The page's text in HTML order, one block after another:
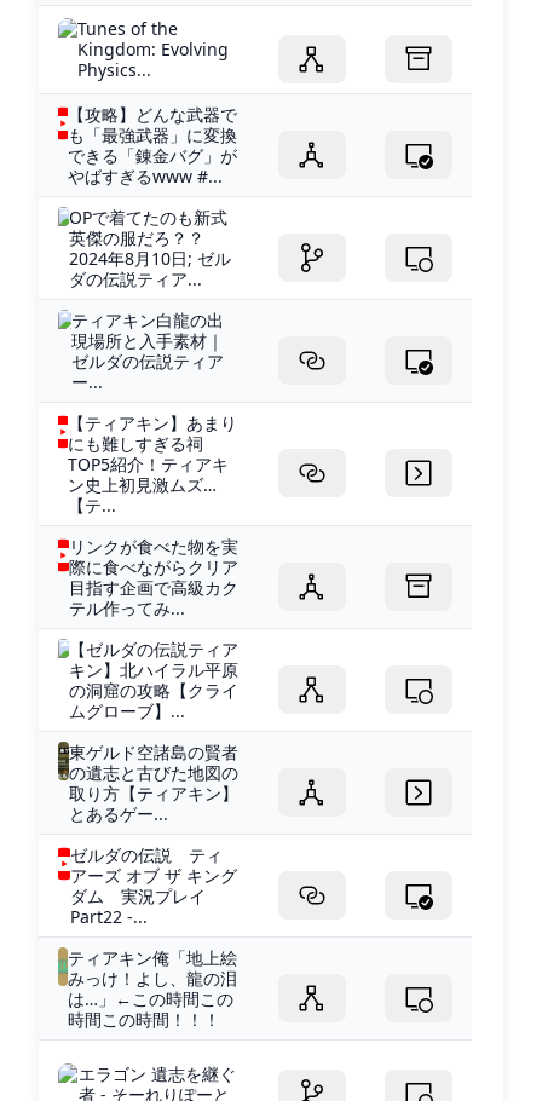
Tunes of the
Kingdom: Evolving
Physics...
【攻略】どんな武器で
も「最強武器」に変換
できる「錬金バグ」が
やばすぎるwww #...
OPで着てたのも新式
英傑の服だろ？？
2024年8月10日; ゼル
ダの伝説ティア...
ティアキン白龍の出
現場所と入手素材｜
ゼルダの伝説ティア
ー...
【ティアキン】あまり
にも難しすぎる祠
TOP5紹介！ティアキ
ン史上初見激ムズ…
【テ...
リンクが食べた物を実
際に食べながらクリア
目指す企画で高級カク
テル作ってみ...
【ゼルダの伝説ティア
キン】北ハイラル平原
の洞窟の攻略【クライ
ムグローブ】...
東ゲルド空諸島の賢者
の遺志と古びた地図の
取り方【ティアキン】
とあるゲー...
ゼルダの伝説 ティ
アーズ オブ ザ キング
ダム 実況プレイ
Part22 -...
ティアキン俺「地上絵
みっけ！よし、龍の泪
は…」←この時間この
時間この時間！！！
エラゴン 遺志を継ぐ
者 - そーれりぽーと